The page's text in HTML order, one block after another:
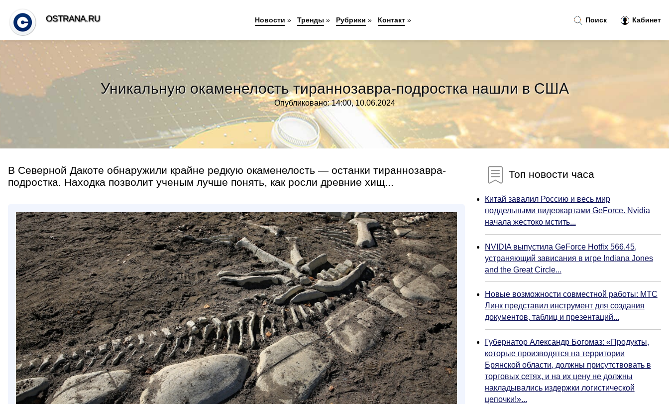
Уникальную окаменелость тираннозавра-подростка нашли в США
Опубликовано: 14:00, 10.06.2024
В Северной Дакоте обнаружили крайне редкую окаменелость — останки тираннозавра-
подростка. Находка позволит ученым лучше понять, как росли древние хищ...
Топ новости часа
Китай завалил Россию и весь мир
поддельными видеокартами GeForce. Nvidia
начала жестоко мстить...
NVIDIA выпустила GeForce Hotfix 566.45,
устраняющий зависания в игре Indiana Jones
and the Great Circle...
Новые возможности совместной работы: МТС
Линк представил инструмент для создания
документов, таблиц и презентаций...
Губернатор Александр Богомаз: «Продукты,
которые производятся на территории
Брянской области, должны присутствовать в
торговых сетях, и на их цену не должны
накладывались издержки логистической
цепочки!»...
Поиск Кабинет
OSTRANA.RU Новости » Тренды » Рубрики » Контакт»